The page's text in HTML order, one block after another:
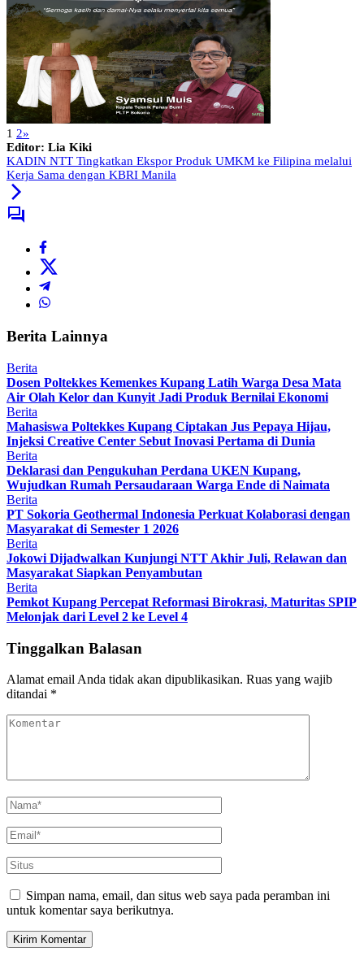
1 2»
Editor: Lia Kiki
KADIN NTT Tingkatkan Ekspor Produk UMKM ke Filipina melalui
Kerja Sama dengan KBRI Manila
Berita Lainnya
Berita
Dosen Poltekkes Kemenkes Kupang Latih Warga Desa Mata
Air Olah Kelor dan Kunyit Jadi Produk Bernilai Ekonomi
Berita
Mahasiswa Poltekkes Kupang Ciptakan Jus Pepaya Hijau,
Injeksi Creative Center Sebut Inovasi Pertama di Dunia
Berita
Deklarasi dan Pengukuhan Perdana UKEN Kupang,
Wujudkan Rumah Persaudaraan Warga Ende di Naimata
Berita
PT Sokoria Geothermal Indonesia Perkuat Kolaborasi dengan
Masyarakat di Semester 1 2026
Berita
Jokowi Dijadwalkan Kunjungi NTT Akhir Juli, Relawan dan
Masyarakat Siapkan Penyambutan
Berita
Pemkot Kupang Percepat Reformasi Birokrasi, Maturitas SPIP
Melonjak dari Level 2 ke Level 4
Tinggalkan Balasan
Alamat email Anda tidak akan dipublikasikan. Ruas yang wajib
ditandai *
Simpan nama, email, dan situs web saya pada peramban ini
untuk komentar saya berikutnya.